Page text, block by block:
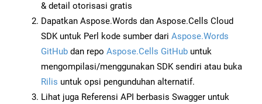
& detail otorisasi gratis
Dapatkan Aspose.Words dan Aspose.Cells Cloud
SDK untuk Perl kode sumber dari Aspose.Words
GitHub dan repo Aspose.Cells GitHub untuk
mengompilasi/menggunakan SDK sendiri atau buka
Rilis untuk opsi pengunduhan alternatif.
Lihat juga Referensi API berbasis Swagger untuk